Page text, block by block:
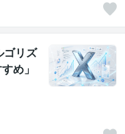
ゴリズ
め」